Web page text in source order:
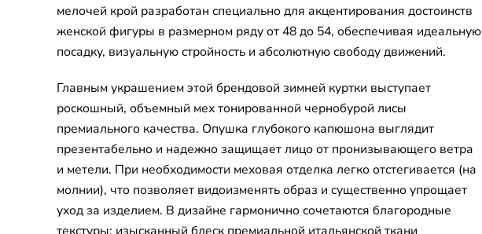
мелочей крой разработан специально для акцентирования достоинств
женской фигуры в размерном ряду от 48 до 54, обеспечивая идеальную
посадку, визуальную стройность и абсолютную свободу движений.
Главным украшением этой брендовой зимней куртки выступает
роскошный, объемный мех тонированной чернобурой лисы
премиального качества. Опушка глубокого капюшона выглядит
презентабельно и надежно защищает лицо от пронизывающего ветра
и метели. При необходимости меховая отделка легко отстегивается (на
молнии), что позволяет видоизменять образ и существенно упрощает
уход за изделием. В дизайне гармонично сочетаются благородные